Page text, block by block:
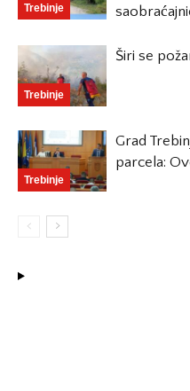
Trebinje
Trebinje
Širi se
Trebinje
Grad
parcela: